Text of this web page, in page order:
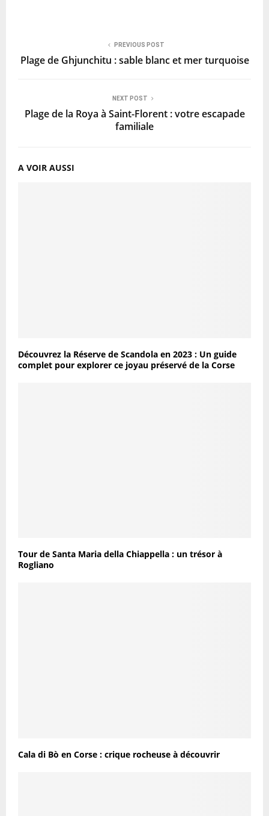
PREVIOUS POST
Plage de Ghjunchitu : sable blanc et mer turquoise
NEXT POST
Plage de la Roya à Saint-Florent : votre escapade
familiale
A VOIR AUSSI
Découvrez la Réserve de Scandola en 2023 : Un guide
complet pour explorer ce joyau préservé de la Corse
Tour de Santa Maria della Chiappella : un trésor à
Rogliano
Cala di Bò en Corse : crique rocheuse à découvrir